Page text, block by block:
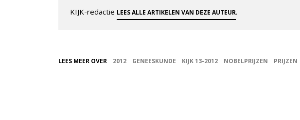
KIJK-redactie LEES ALLE ARTIKELEN VAN DEZE AUTEUR.
LEES MEER OVER 2012 GENEESKUNDE KIJK 13-2012 NOBELPRIJZEN PRIJZEN